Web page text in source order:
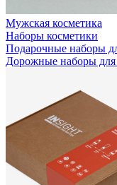
Мужская косметика
Наборы косметики
Подарочные наборы
Дорожные наборы